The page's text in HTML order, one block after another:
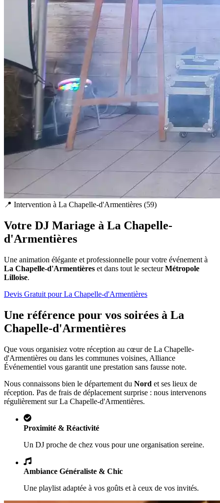
📍 Intervention à La Chapelle-d'Armentières (59)
Votre DJ Mariage à La Chapelle-
d'Armentières
Une animation élégante et professionnelle pour votre événement à
La Chapelle-d'Armentières et dans tout le secteurMétropole
Lilloise.
Devis Gratuit pourLa Chapelle-d'Armentières
Une référence pour vos soirées à La
Chapelle-d'Armentières
Que vous organisiez votre réception au cœur de La Chapelle-
d'Armentières ou dans les communes voisines, Alliance
Événementiel vous garantit une prestation sans fausse note.
Nous connaissons bien le département du Nord et ses lieux de
réception. Pas de frais de déplacement surprise : nous intervenons
régulièrement surLa Chapelle-d'Armentières.
Proximité & Réactivité
Un DJ proche de chez vous pour une organisation sereine.
Ambiance Généraliste & Chic
Une playlist adaptée à vos goûts et à ceux de vos invités.